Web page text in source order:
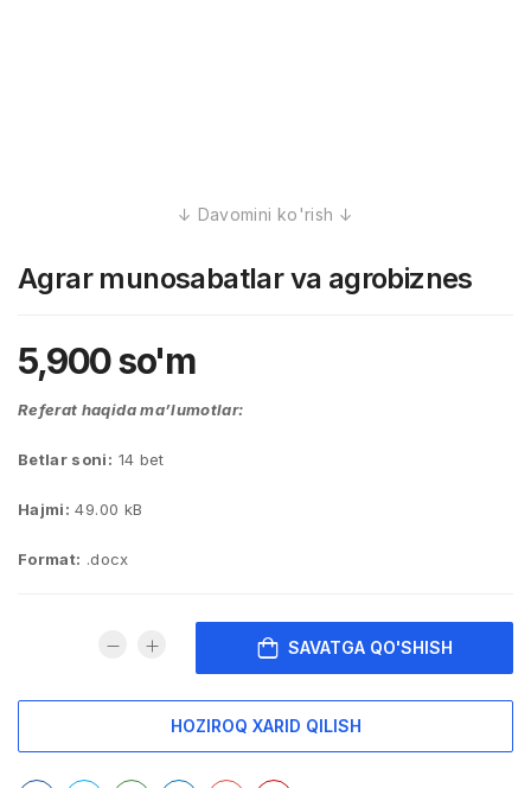
Agrar munosabatlar va agrobiznes
5,900so'm
Referat haqida ma’lumotlar:
Betlar soni: 14 bet
Hajmi: 49.00 kB
Format: .docx
SAVATGA QO'SHISH
HOZIROQ XARID QILISH